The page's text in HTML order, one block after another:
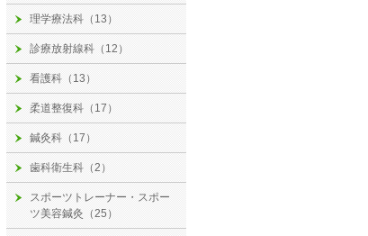
理学療法科（13）
診療放射線科（12）
看護科（13）
柔道整復科（17）
鍼灸科（17）
歯科衛生科（2）
スポーツトレーナー・スポー
ツ美容鍼灸（25）